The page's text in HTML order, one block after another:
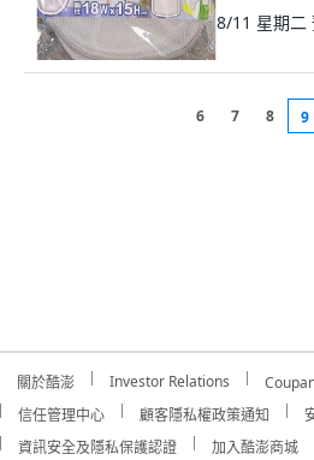
8/11 星期二
6 7 8 9
關於酷澎 Investor Relations
信任管理中心
顧客隱私權政策通知
資訊安全及隱私保護認證
加入酷澎商城